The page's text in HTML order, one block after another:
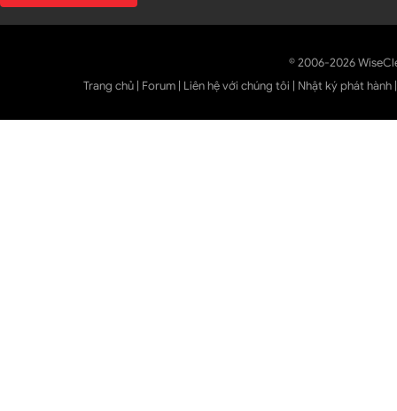
© 2006-2026
Trang chủ | Forum | Liên hệ với chúng tôi | Nhật ký phát hành